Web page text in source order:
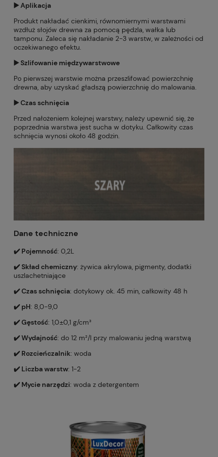
▶️ Aplikacja
Produkt nakładać cienkimi, równomiernymi warstwami
wzdłuż słojów drewna za pomocą pędzla, wałka lub
tamponu. Zaleca się nakładanie 2-3 warstw, w zależności od
oczekiwanego efektu.
▶️ Szlifowanie międzywarstwowe
Po pierwszej warstwie można przeszlifować powierzchnię
drewna, aby uzyskać gładszą powierzchnię do malowania.
▶️ Czas schnięcia
Przed nałożeniem kolejnej warstwy, należy upewnić się, że
poprzednia warstwa jest sucha w dotyku. Całkowity czas
schnięcia wynosi około 48 godzin.
Dane techniczne
✔️ Pojemność: 0,2L
✔️ Skład chemiczny: żywica akrylowa, pigmenty, dodatki
uszlachetniające
✔️ Czas schnięcia: dotykowy ok. 45 min, całkowity 48 h
✔️ pH: 8,0-9,0
✔️ Gęstość: 1,0±0,1 g/cm³
✔️ Wydajność: do 12 m²/l przy malowaniu jedną warstwą
✔️ Rozcieńczalnik: woda
✔️ Liczba warstw: 1-2
✔️ Mycie narzędzi: woda z detergentem